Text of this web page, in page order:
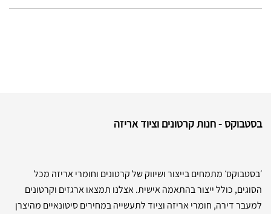
בסטבוקס - חנות קרטונים וציוד אריזה
׳בסטבוקס׳ מתמחים בייצור ושיווק של קרטונים וחומרי אריזה מכל
הסוגים, כולל ייצור בהתאמה אישית. אצלנו תמצאו ארגזים וקרטונים
למעבר דירה, חומרי אריזה וציוד לתעשייה במחירים סיטונאיים מהיצרן